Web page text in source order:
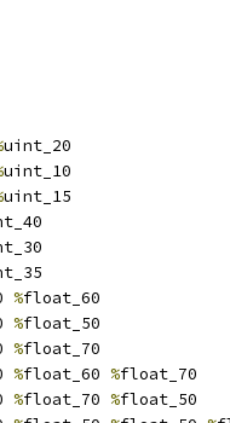
uint_20
uint_10
uint_15
%float_60
%float_50
%float_70
%float_60 %float_70
%float_70 %float_50